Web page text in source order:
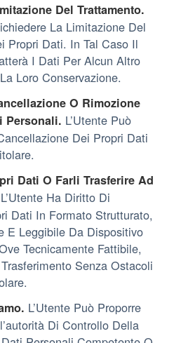
Del Trattamento.
La Limitazione Del
Propri Dati. In Tal Caso Il
I Dati Per Alcun Altro
Loro Conservazione.
O Rimozione
Personali. L’Utente Può
Dei Propri Dati
Dati O Farli Trasferire Ad
L’Utente Ha Diritto Di
Dati In Formato Strutturato,
E Leggibile Da Dispositivo
Tecnicamente Fattibile,
Senza Ostacoli
L’Utente Può Proporre
Di Controllo Della